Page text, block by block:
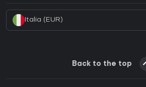
Italia (EUR)
Back to the top